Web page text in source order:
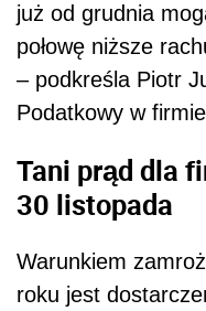
już od grudnia
połowę niższe
– podkreśla Piotr
Podatkowy w
Tani prąd dla
30 listopada
Warunkiem
roku jest